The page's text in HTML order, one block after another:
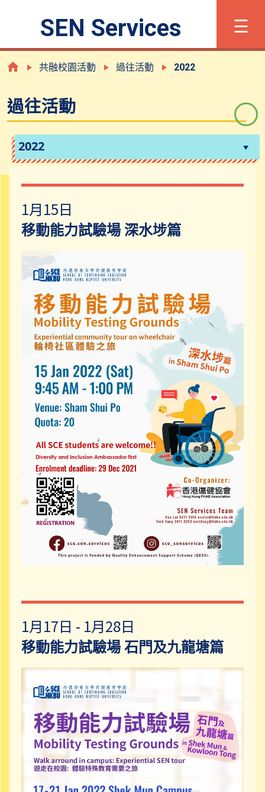
×
字體大小 简 Eng
甚麼是有特殊學習需要?
登記程序
支援及服務
共融校園活動
社區資源
聯絡我們
SEN Services ☰
共融校園活動 過往活動 2022
過往活動
2022
1月15日
移動能力試驗場 深水埗篇
1月17日 - 1月28日
移動能力試驗場 石門及九龍塘篇